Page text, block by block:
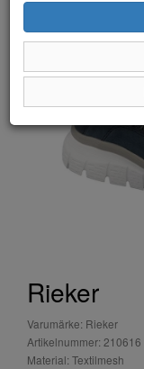
Rieker
Varumärke: Rieker
Artikelnummer: 210616
Material: Textilmesh